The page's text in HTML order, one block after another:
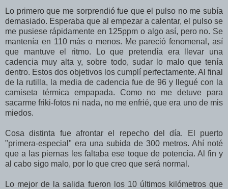
Lo primero que me sorprendió fue que el pulso no me subía
demasiado. Esperaba que al empezar a calentar, el pulso se
me pusiese rápidamente en 125ppm o algo así, pero no. Se
mantenía en 110 más o menos. Me pareció fenomenal, así
que mantuve el ritmo. Lo que pretendía era llevar una
cadencia muy alta y, sobre todo, sudar lo malo que tenía
dentro. Estos dos objetivos los cumplí perfectamente. Al final
de la rutilla, la media de cadencia fue de 96 y llegué con la
camiseta térmica empapada. Como no me detuve para
sacarme friki-fotos ni nada, no me enfrié, que era uno de mis
miedos.
Cosa distinta fue afrontar el repecho del día. El puerto
"primera-especial" era una subida de 300 metros. Ahí noté
que a las piernas les faltaba ese toque de potencia. Al fin y
al cabo sigo malo, por lo que creo que será normal.
Lo mejor de la salida fueron los 10 últimos kilómetros que